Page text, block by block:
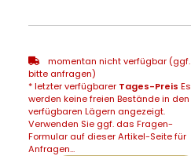
momentan nicht verfügbar (ggf.
bitte anfragen)
* letzter verfügbarer Tages-Preis Es
werden keine freien Bestände in den
verfügbaren Lägern angezeigt.
Verwenden Sie ggf. das Fragen-
Formular auf dieser Artikel-Seite für
Anfragen...